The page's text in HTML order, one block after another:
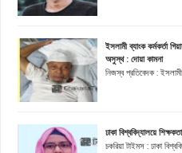
ইসলামী ব্যাংক কর্মকর্তা
অসুস্থ : দোয়া কামনা
নিজস্ব প্রতিবেদক : ইসলামী
ঢাকা বিশ্ববিদ্যালয়ে
চকরিয়া টাইমস : ঢাকা